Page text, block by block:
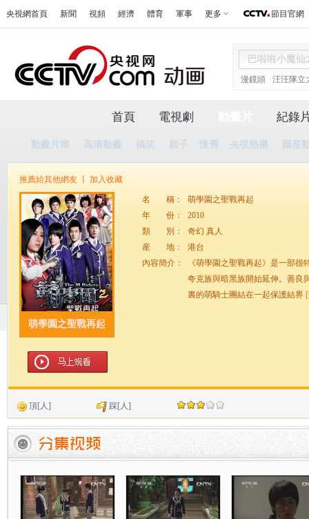
央視網首頁 新聞 視頻 經濟 體育 軍事 更多 節目官網
漫鏡頭 汪汪隊立
首頁 電視劇
動畫片庫 高清動畫 搞笑 親子 懷舊 央視熱播 國産
紀錄
推薦給其他網友 加入收藏
萌學園之聖戰再起
名 稱：
萌學園之聖戰再起
年
份：
2010
類
別：
奇幻 真人
産
地：
港台
內容簡介：
《萌學園之聖戰再起》是一部
夸克族與暗黑族開始延伸。善良
裏的萌騎士團結在一起保護結界
頂[人] 踩[人]